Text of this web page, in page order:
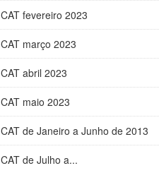
CAT fevereiro 2023
CAT março 2023
CAT abril 2023
CAT maio 2023
CAT de Janeiro a Junho de 2013
CAT de Julho a...